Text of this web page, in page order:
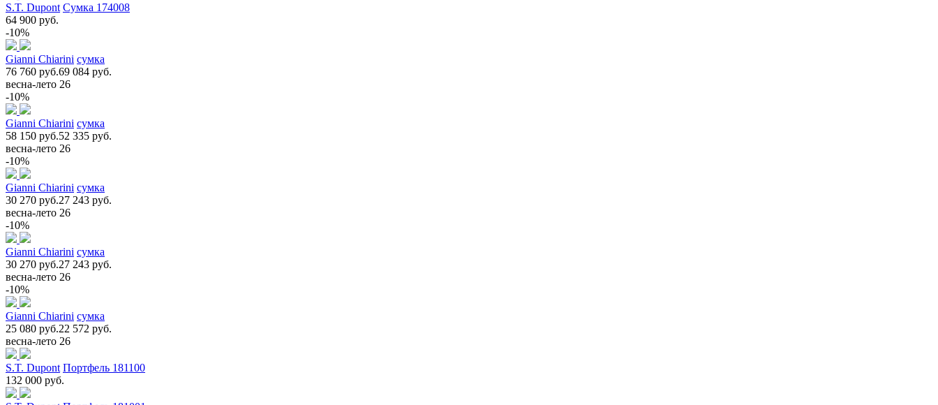
S.T. Dupont Сумка 174008
64 900 руб.
-10%
Gianni Chiarini сумка
76 760 руб.69 084 руб.
весна-лето 26
-10%
Gianni Chiarini сумка
58 150 руб.52 335 руб.
весна-лето 26
-10%
Gianni Chiarini сумка
30 270 руб.27 243 руб.
весна-лето 26
-10%
Gianni Chiarini сумка
30 270 руб.27 243 руб.
весна-лето 26
-10%
Gianni Chiarini сумка
25 080 руб.22 572 руб.
весна-лето 26
S.T. Dupont Портфель 181100
132 000 руб.